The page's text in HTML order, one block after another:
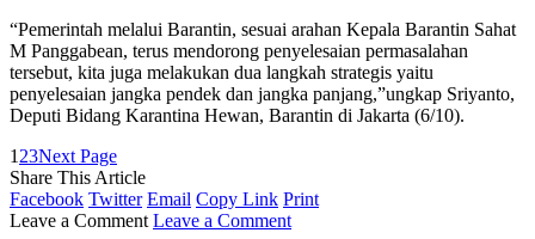
“Pemerintah melalui Barantin, sesuai arahan Kepala Barantin Sahat
M Panggabean, terus mendorong penyelesaian permasalahan
tersebut, kita juga melakukan dua langkah strategis yaitu
penyelesaian jangka pendek dan jangka panjang,”ungkap Sriyanto,
Deputi Bidang Karantina Hewan, Barantin di Jakarta (6/10).
1 23Next Page
Share This Article
Facebook Twitter Email Copy Link Print
Leave a Comment Leave a Comment